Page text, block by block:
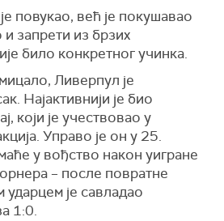
повукао, већ је покушавао
запрети из брзих
било конкретног учинка.
Ливерпул је
Најактивнији је био
који је учествовао у
Управо је он у 25.
у вођство након уигране
– после повратне
је савладао
1:0.